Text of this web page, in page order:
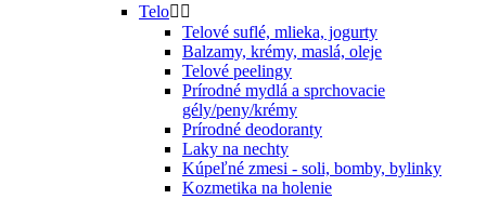
Telo 
Telové suflé, mlieka, jogurty
Balzamy, krémy, maslá, oleje
Telové peelingy
Prírodné mydlá a sprchovacie
gély/peny/krémy
Prírodné deodoranty
Laky na nechty
Kúpeľné zmesi - soli, bomby, bylinky
Kozmetika na holenie